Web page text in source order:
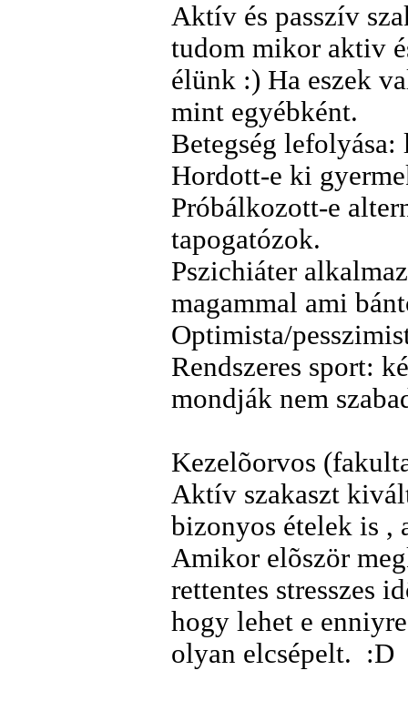
Aktív és passzív
tudom mikor aktiv
élünk :) Ha eszek
mint egyébként.
Betegség lefolyása:
Hordott-e ki
Próbálkozott-e
tapogatózok.
Pszichiáter
magammal ami
Optimista/
Rendszeres sport:
mondják nem
Kezelõorvos
Aktív szakaszt
bizonyos ételek is ,
Amikor elõször
rettentes stresszes
hogy lehet e
olyan elcsépelt. :D